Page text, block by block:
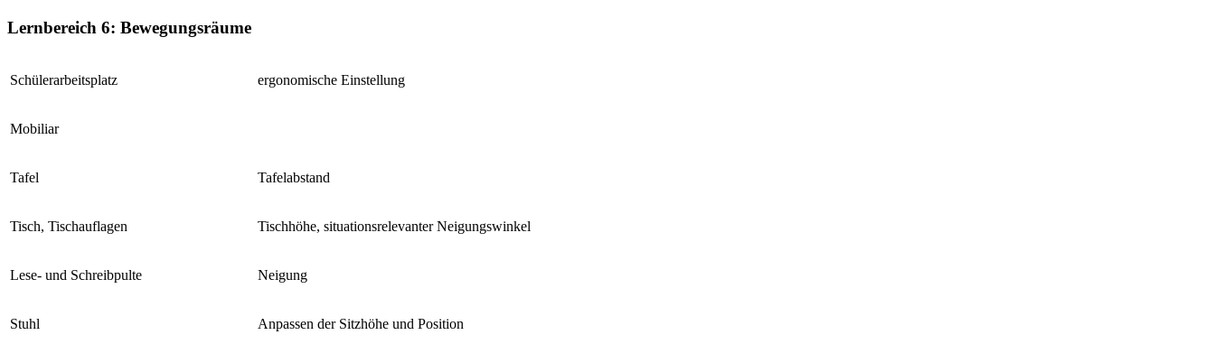
Lernbereich 6: Bewegungsräume
Schülerarbeitsplatz ergonomische Einstellung
Mobiliar
Tafel Tafelabstand
Tisch, Tischauflagen Tischhöhe, situationsrelevanter Neigungswinkel
Lese- und Schreibpulte Neigung
Stuhl Anpassen der Sitzhöhe und Position